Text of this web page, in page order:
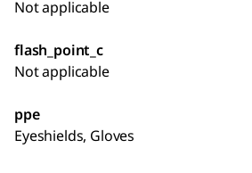
Not applicable
flash_point_c
Not applicable
ppe
Eyeshields, Gloves